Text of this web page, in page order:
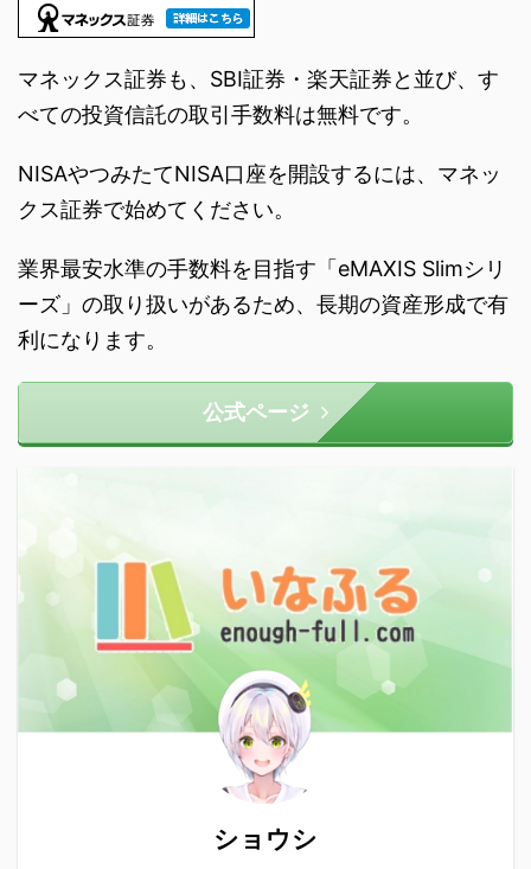
マネックス証券も、SBI証券・楽天証券と並び、す
べての投資信託の取引手数料は無料です。
NISAやつみたてNISA口座を開設するには、マネッ
クス証券で始めてください。
業界最安水準の手数料を目指す「eMAXIS Slimシリ
ーズ」の取り扱いがあるため、長期の資産形成で有
利になります。
公式ページ
ショウシ